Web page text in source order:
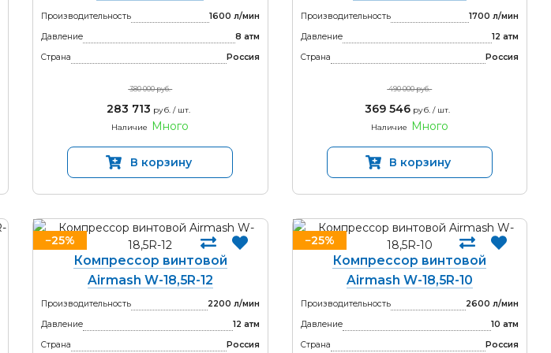
Производительность
1600 л/мин
Давление
8 атм
Страна
Россия
380 000 руб.
283 713 руб. / шт.
Наличие
Много
В корзину
Производительность
1700 л/мин
Давление
12 атм
Страна
Россия
490 000 руб.
369 546 руб. / шт.
Наличие
Много
В корзину
−25%
Компрессор винтовой
Airmash W-18,5R-12
Производительность
2200 л/мин
Давление
12 атм
Страна
Россия
−25%
Компрессор винтовой
Airmash W-18,5R-10
Производительность
2600 л/мин
Давление
10 атм
Страна
Россия